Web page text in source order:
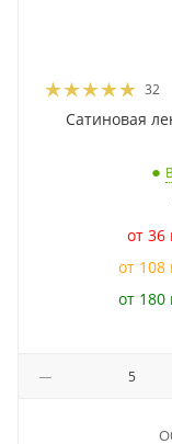
32
Сатиновая
от 36
от 108
от 180